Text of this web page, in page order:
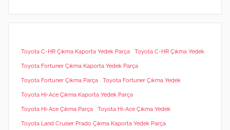
Toyota C-HR Çıkma Kaporta Yedek Parça Toyota C-HR Çıkma Yedek
Toyota Fortuner Çıkma Kaporta Yedek Parça
Toyota Fortuner Çıkma Parça Toyota Fortuner Çıkma Yedek
Toyota Hi-Ace Çıkma Kaporta Yedek Parça
Toyota Hi-Ace Çıkma Parça Toyota Hi-Ace Çıkma Yedek
Toyota Land Cruiser Prado Çıkma Kaporta Yedek Parça